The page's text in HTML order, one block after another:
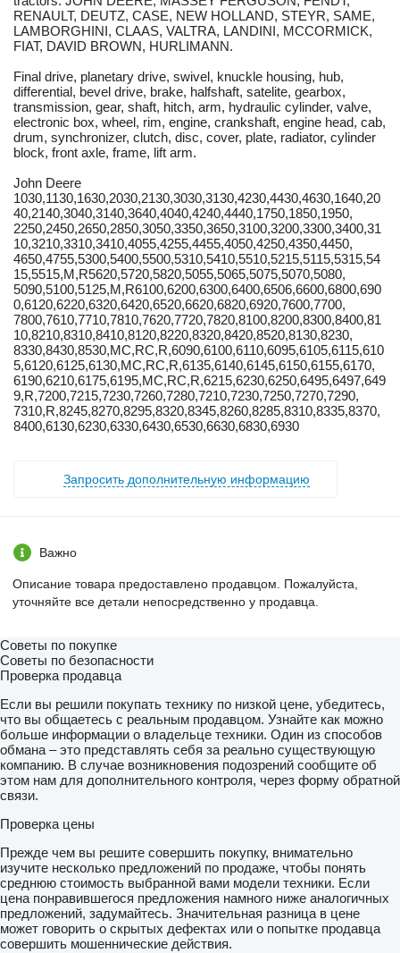
RENAULT, DEUTZ, CASE, NEW HOLLAND, STEYR, SAME,
LAMBORGHINI, CLAAS, VALTRA, LANDINI, MCCORMICK,
FIAT, DAVID BROWN, HURLIMANN.
Final drive, planetary drive, swivel, knuckle housing, hub,
differential, bevel drive, brake, halfshaft, satelite, gearbox,
transmission, gear, shaft, hitch, arm, hydraulic cylinder, valve,
electronic box, wheel, rim, engine, crankshaft, engine head, cab,
drum, synchronizer, clutch, disc, cover, plate, radiator, cylinder
block, front axle, frame, lift arm.
John Deere
1030,1130,1630,2030,2130,3030,3130,4230,4430,4630,1640,20
40,2140,3040,3140,3640,4040,4240,4440,1750,1850,1950,
2250,2450,2650,2850,3050,3350,3650,3100,3200,3300,3400,31
10,3210,3310,3410,4055,4255,4455,4050,4250,4350,4450,
4650,4755,5300,5400,5500,5310,5410,5510,5215,5115,5315,54
15,5515,M,R5620,5720,5820,5055,5065,5075,5070,5080,
5090,5100,5125,M,R6100,6200,6300,6400,6506,6600,6800,690
0,6120,6220,6320,6420,6520,6620,6820,6920,7600,7700,
7800,7610,7710,7810,7620,7720,7820,8100,8200,8300,8400,81
10,8210,8310,8410,8120,8220,8320,8420,8520,8130,8230,
8330,8430,8530,MC,RC,R,6090,6100,6110,6095,6105,6115,610
5,6120,6125,6130,MC,RC,R,6135,6140,6145,6150,6155,6170,
6190,6210,6175,6195,MC,RC,R,6215,6230,6250,6495,6497,649
9,R,7200,7215,7230,7260,7280,7210,7230,7250,7270,7290,
7310,R,8245,8270,8295,8320,8345,8260,8285,8310,8335,8370,
8400,6130,6230,6330,6430,6530,6630,6830,6930
Запросить дополнительную информацию
Важно
Описание товара предоставлено продавцом. Пожалуйста,
уточняйте все детали непосредственно у продавца.
Советы по покупке
Советы по безопасности
Проверка продавца
Если вы решили покупать технику по низкой цене, убедитесь,
что вы общаетесь с реальным продавцом. Узнайте как можно
больше информации о владельце техники. Один из способов
обмана – это представлять себя за реально существующую
компанию. В случае возникновения подозрений сообщите об
этом нам для дополнительного контроля, через форму обратной
связи.
Проверка цены
Прежде чем вы решите совершить покупку, внимательно
изучите несколько предложений по продаже, чтобы понять
среднюю стоимость выбранной вами модели техники. Если
цена понравившегося предложения намного ниже аналогичных
предложений, задумайтесь. Значительная разница в цене
может говорить о скрытых дефектах или о попытке продавца
совершить мошеннические действия.